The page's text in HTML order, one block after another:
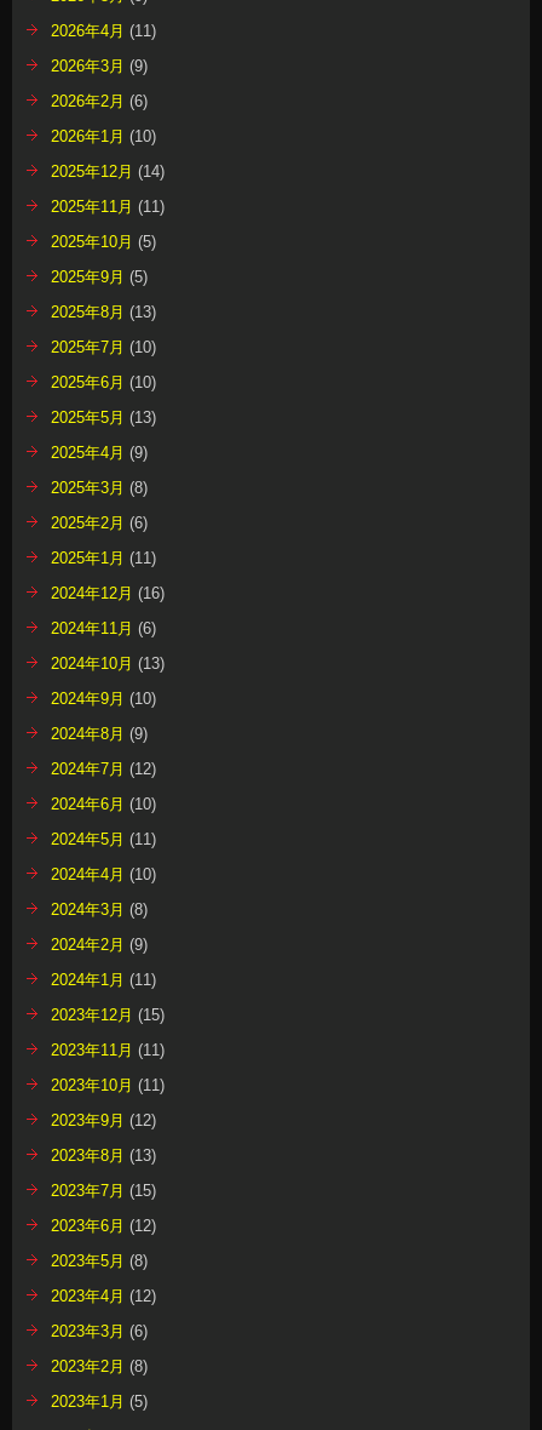
2026年4月 (11)
2026年3月 (9)
2026年2月 (6)
2026年1月 (10)
2025年12月 (14)
2025年11月 (11)
2025年10月 (5)
2025年9月 (5)
2025年8月 (13)
2025年7月 (10)
2025年6月 (10)
2025年5月 (13)
2025年4月 (9)
2025年3月 (8)
2025年2月 (6)
2025年1月 (11)
2024年12月 (16)
2024年11月 (6)
2024年10月 (13)
2024年9月 (10)
2024年8月 (9)
2024年7月 (12)
2024年6月 (10)
2024年5月 (11)
2024年4月 (10)
2024年3月 (8)
2024年2月 (9)
2024年1月 (11)
2023年12月 (15)
2023年11月 (11)
2023年10月 (11)
2023年9月 (12)
2023年8月 (13)
2023年7月 (15)
2023年6月 (12)
2023年5月 (8)
2023年4月 (12)
2023年3月 (6)
2023年2月 (8)
2023年1月 (5)